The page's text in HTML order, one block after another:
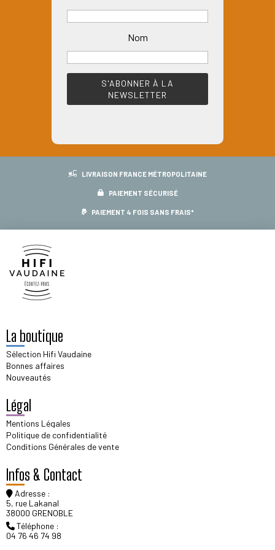
Nom
LIVRAISON FRANCE MÉTROPOLITAINE
PAIEMENT SÉCURISÉ
PAIEMENT 4 FOIS SANS FRAIS*
La boutique
Sélection Hifi Vaudaine
Bonnes affaires
Nouveautés
Légal
Mentions Légales
Politique de confidentialité
Conditions Générales de vente
Infos & Contact
Adresse :
5, rue Lakanal
38000 GRENOBLE
Téléphone :
04 76 46 74 98